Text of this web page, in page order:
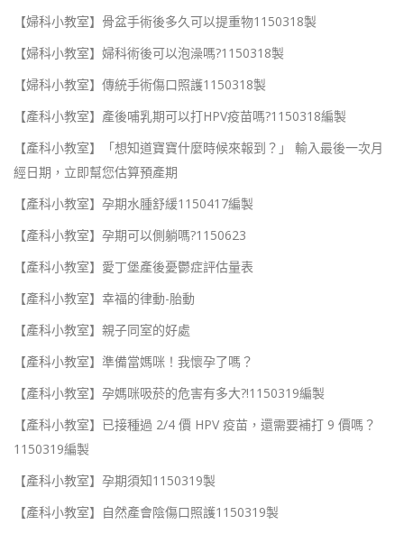
【婦科小教室】骨盆手術後多久可以提重物1150318製
【婦科小教室】婦科術後可以泡澡嗎?1150318製
【婦科小教室】傳統手術傷口照護1150318製
【產科小教室】產後哺乳期可以打HPV疫苗嗎?1150318編製
【產科小教室】「想知道寶寶什麼時候來報到？」 輸入最後一次月
經日期，立即幫您估算預產期
【產科小教室】孕期水腫舒緩1150417編製
【產科小教室】孕期可以側躺嗎?1150623
【產科小教室】愛丁堡產後憂鬱症評估量表
【產科小教室】幸福的律動-胎動
【產科小教室】親子同室的好處
【產科小教室】準備當媽咪！我懷孕了嗎？
【產科小教室】孕媽咪吸菸的危害有多大?!1150319編製
【產科小教室】已接種過 2/4 價 HPV 疫苗，還需要補打 9 價嗎？
1150319編製
【產科小教室】孕期須知1150319製
【產科小教室】自然產會陰傷口照護1150319製